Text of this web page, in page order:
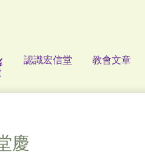
認識宏信堂 教會文章
慶